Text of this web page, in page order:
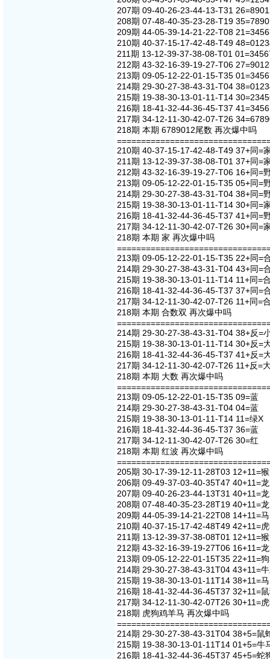
207期 09-40-26-23-44-13-T31
208期 07-48-40-35-23-28-T19
209期 44-05-39-14-21-22-T08
210期 40-37-15-17-42-48-T49
211期 13-12-39-37-38-08-T01
212期 43-32-16-39-19-27-T06
213期 09-05-12-22-01-15-T35
214期 29-30-27-38-43-31-T04
215期 19-38-30-13-01-11-T14
216期 18-41-32-44-36-45-T37
217期 34-12-11-30-42-07-T26
218期 本期 6789012尾数 再次爆中吗
210期 40-37-15-17-42-48-T49 37+同=
211期 13-12-39-37-38-08-T01 37+同=
212期 43-32-16-39-19-27-T06 16+同=
213期 09-05-12-22-01-15-T35 05+同=
214期 29-30-27-38-43-31-T04 38+同=
215期 19-38-30-13-01-11-T14 30+同=
216期 18-41-32-44-36-45-T37 41+同=
217期 34-12-11-30-42-07-T26 30+同=
218期 本期 家 再次爆中吗
213期 09-05-12-22-01-15-T35 22+同=
214期 29-30-27-38-43-31-T04 43+同=
215期 19-38-30-13-01-11-T14 11+同=
216期 18-41-32-44-36-45-T37 37+同=
217期 34-12-11-30-42-07-T26 11+同=
218期 本期 合数双 再次爆中吗
214期 29-30-27-38-43-31-T04 38+反=
215期 19-38-30-13-01-11-T14 30+反=
216期 18-41-32-44-36-45-T37 41+反=
217期 34-12-11-30-42-07-T26 11+反=
218期 本期 大数 再次爆中吗
213期 09-05-12-22-01-15-T35 09=蓝
214期 29-30-27-38-43-31-T04 04=蓝
215期 19-38-30-13-01-11-T14 11=绿X
216期 18-41-32-44-36-45-T37 36=蓝
217期 34-12-11-30-42-07-T26 30=红
218期 本期 红波 再次爆中吗
205期 30-17-39-12-11-28T03 12+11=
206期 09-49-37-03-40-35T47 40+11=
207期 09-40-26-23-44-13T31 40+11=
208期 07-48-40-35-23-28T19 40+11=
209期 44-05-39-14-21-22T08 14+11=
210期 40-37-15-17-42-48T49 42+11=
211期 13-12-39-37-38-08T01 12+11=
212期 43-32-16-39-19-27T06 16+11=
213期 09-05-12-22-01-15T35 22+11=
214期 29-30-27-38-43-31T04 43+11=
215期 19-38-30-13-01-11T14 38+11=
216期 18-41-32-44-36-45T37 32+11=
217期 34-12-11-30-42-07T26 30+11=
218期 虎狗鸡羊马 再次爆中吗
214期 29-30-27-38-43-31T04 38+5=鼠
215期 19-38-30-13-01-11T14 01+5=牛
216期 18-41-32-44-36-45T37 45+5=蛇